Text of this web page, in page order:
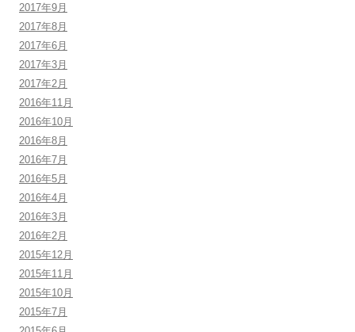
2017年9月
2017年8月
2017年6月
2017年3月
2017年2月
2016年11月
2016年10月
2016年8月
2016年7月
2016年5月
2016年4月
2016年3月
2016年2月
2015年12月
2015年11月
2015年10月
2015年7月